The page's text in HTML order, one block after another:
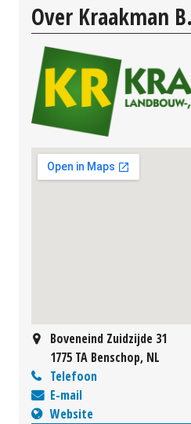
Over Kraakman
Boveneind Zuidzijde 31
1775 TA Benschop, NL
Telefoon
E-mail
Website